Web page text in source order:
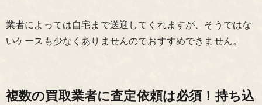
業者によっては自宅まで送迎してくれますが、そうではな
いケースも少なくありませんのでおすすめできません。
複数の買取業者に査定依頼は必須！持ち込